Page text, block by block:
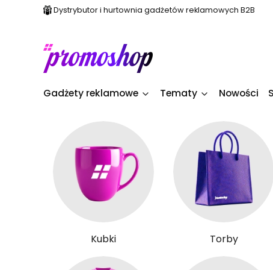
Dystrybutor i hurtownia gadżetów reklamowych B2B
Gadżety reklamowe Tematy Nowości
Kubki Torby